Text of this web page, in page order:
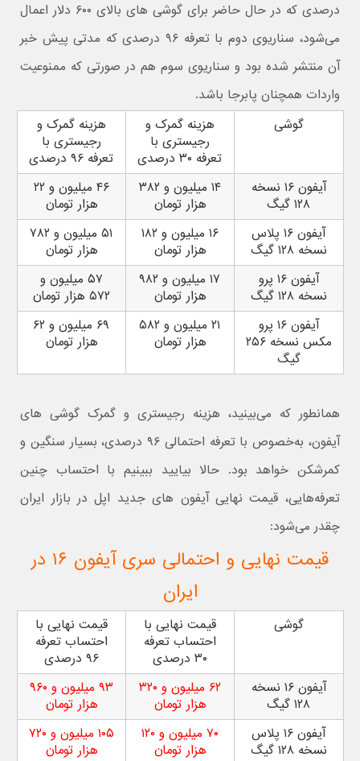
درصدی که در حال حاضر برای گوشی های بالای ۶۰۰ دلار اعمال
می‌شود، سناریوی دوم با تعرفه ۹۶ درصدی که مدتی پیش خبر
آن منتشر شده بود و سناریوی سوم هم در صورتی که ممنوعیت
واردات همچنان پابرجا باشد.
گوشی
هزینه گمرک و
رجیستری با
تعرفه ۳۰ درصدی
هزینه گمرک و
رجیستری با
تعرفه ۹۶ درصدی
آیفون ۱۶ نسخه
۱۲۸ گیگ
۱۴ میلیون و ۳۸۲
هزار تومان
۴۶ میلیون و ۲۲
هزار تومان
آیفون ۱۶ پلاس
نسخه ۱۲۸ گیگ
۱۶ میلیون و ۱۸۲
هزار تومان
۵۱ میلیون و ۷۸۲
هزار تومان
آیفون ۱۶ پرو
نسخه ۱۲۸ گیگ
۱۷ میلیون و ۹۸۲
هزار تومان
۵۷ میلیون و
۵۷۲ هزار تومان
آیفون ۱۶ پرو
مکس نسخه ۲۵۶
گیگ
۲۱ میلیون و ۵۸۲
هزار تومان
۶۹ میلیون و ۶۲
هزار تومان
همانطور که می‌بینید، هزینه رجیستری و گمرک گوشی های
آیفون، به‌خصوص با تعرفه احتمالی ۹۶ درصدی، بسیار سنگین و
کمرشکن خواهد بود. حالا بیایید ببینیم با احتساب چنین
تعرفه‌هایی، قیمت نهایی آیفون های جدید اپل در بازار ایران
چقدر می‌شود:
قیمت نهایی و احتمالی سری آیفون ۱۶ در
ایران
گوشی
قیمت نهایی با
احتساب تعرفه
۳۰ درصدی
قیمت نهایی با
احتساب تعرفه
۹۶ درصدی
آیفون ۱۶ نسخه
۱۲۸ گیگ
۶۲ میلیون و ۳۲۰
هزار تومان
۹۳ میلیون و ۹۶۰
هزار تومان
آیفون ۱۶ پلاس
نسخه ۱۲۸ گیگ
۷۰ میلیون و ۱۲۰
هزار تومان
۱۰۵ میلیون و ۷۲۰
هزار تومان